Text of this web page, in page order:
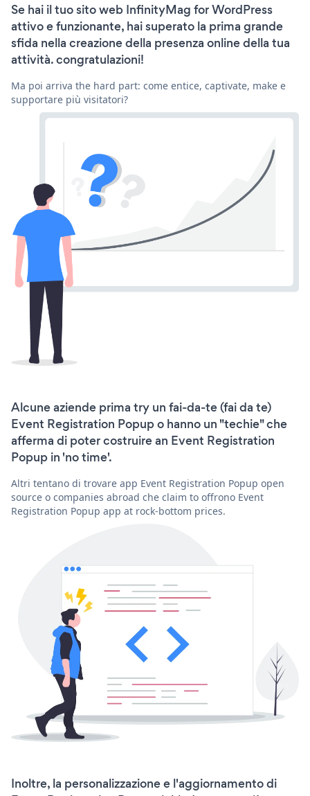
Se hai il tuo sito web InfinityMag for WordPress
attivo e funzionante, hai superato la prima grande
sfida nella creazione della presenza online della tua
attività. congratulazioni!
Ma poi arriva the hard part: come entice, captivate, make e
supportare più visitatori?
Alcune aziende prima try un fai-da-te (fai da te)
Event Registration Popup o hanno un "techie" che
afferma di poter costruire an Event Registration
Popup in 'no time'.
Altri tentano di trovare app Event Registration Popup open
source o companies abroad che claim to offrono Event
Registration Popup app at rock-bottom prices.
Inoltre, la personalizzazione e l'aggiornamento di